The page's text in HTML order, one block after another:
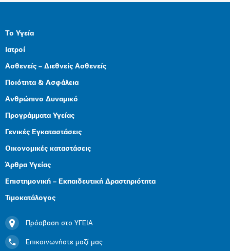
Το Υγεία
Ιατροί
Ασθενείς – Διεθνείς Ασθενείς
Ποιότητα & Ασφάλεια
Ανθρώπινο Δυναμικό
Προγράμματα Υγείας
Γενικές Εγκαταστάσεις
Οικονομικές καταστάσεις
Άρθρα Υγείας
Επιστημονική – Εκπαιδευτική Δραστηριότητα
Τιμοκατάλογος
Πρόσβαση στο ΥΓΕΙΑ
Επικοινωνήστε μαζί μας